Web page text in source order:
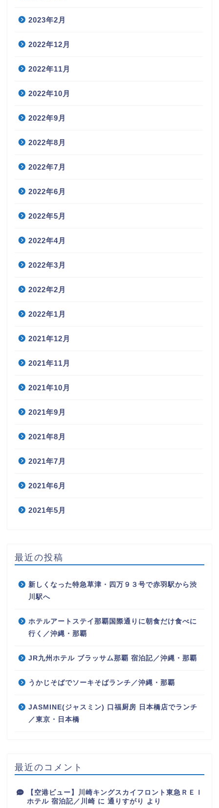
2023年2月
2022年12月
2022年11月
2022年10月
2022年9月
2022年8月
2022年7月
2022年6月
2022年5月
2022年4月
2022年3月
2022年2月
2022年1月
2021年12月
2021年11月
2021年10月
2021年9月
2021年8月
2021年7月
2021年6月
2021年5月
最近の投稿
新しくなった特急草津・四万９３号で赤羽駅から渋
川駅へ
ホテルアートステイ那覇国際通りに朝食だけ食べに
行く／沖縄・那覇
JR九州ホテル ブラッサム那覇 宿泊記／沖縄・那覇
うかじそばでソーキそばランチ／沖縄・那覇
JASMINE(ジャスミン) 口福厨房 日本橋店でランチ
／東京・日本橋
最近のコメント
【空港ビュー】川崎キングスカイフロント東急ＲＥＩ
ホテル 宿泊記／川崎 に 通りすがり より